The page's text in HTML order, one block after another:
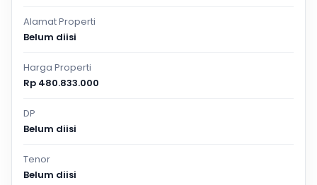
Alamat Properti
Belum diisi
Harga Properti
Rp 480.833.000
DP
Belum diisi
Tenor
Belum diisi